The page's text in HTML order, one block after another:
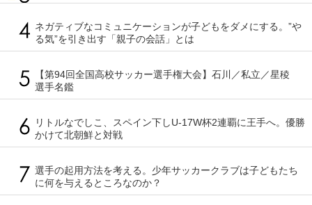
ネガティブなコミュニケーションが子どもをダメにする。”や
る気”を引き出す「親子の会話」とは
【第94回全国高校サッカー選手権大会】石川／私立／星稜
選手名鑑
リトルなでしこ、スペイン下しU-17W杯2連覇に王手へ。優勝
かけて北朝鮮と対戦
選手の起用方法を考える。少年サッカークラブは子どもたち
に何を与えるところなのか？